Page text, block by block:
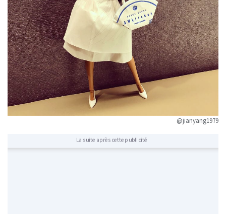
@jianyang1979
La suite après cette publicité